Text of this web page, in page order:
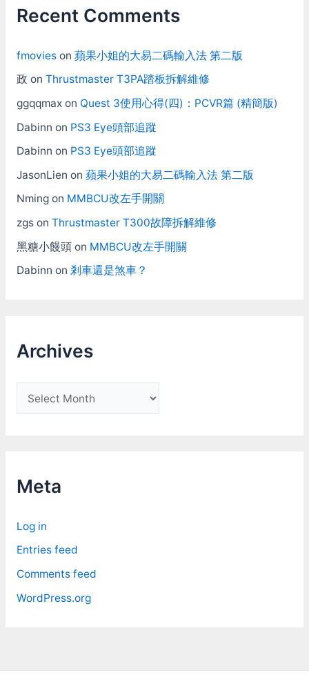
Recent Comments
fmovieson 蘋果小姐的大易二碼輸入法 第二版
政 on Thrustmaster T3PA踏板拆解維修
ggqqmaxon Quest 3使用心得(四)：PCVR篇 (精簡版)
Dabinn on PS3 Eye頭部追蹤
Dabinn on PS3 Eye頭部追蹤
JasonLien on 蘋果小姐的大易二碼輸入法 第二版
Nmingon MMBCU改左手開關
zgson Thrustmaster T300故障拆解維修
黑糖小饅頭on MMBCU改左手開關
Dabinn on 剎車還是煞車？
Archives
r
i
e
s
Meta
Log in
Entries feed
Comments feed
WordPress.org